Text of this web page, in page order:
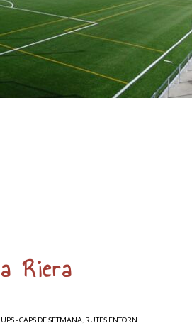
Riera
- CAPS DE SETMANA RUTES ENTORN